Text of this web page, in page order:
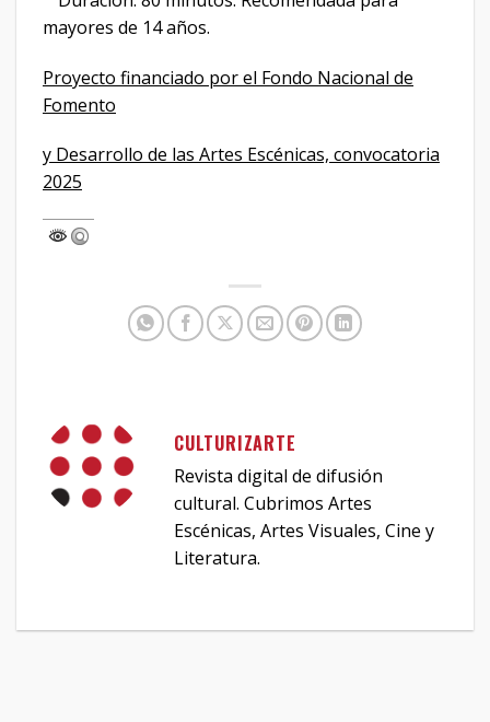
mayores de 14 años.
Proyecto financiado por el Fondo Nacional de
Fomento
y Desarrollo de las Artes Escénicas, convocatoria
2025
CULTURIZARTE
Revista digital de difusión
cultural. Cubrimos Artes
Escénicas, Artes Visuales, Cine y
Literatura.